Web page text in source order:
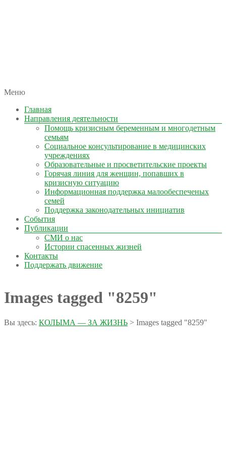
КОЛЫМА — ЗА ЖИЗНЬ
автономная некоммерческая организация
Меню
Главная
Направления деятельности
Помощь кризисным беременным и многодетным
семьям
Социальное консультирование в медицинских
учреждениях
Образовательные и просветительские проекты
Горячая линия для женщин, попавших в
кризисную ситуацию
Информационная поддержка малообеспеченых
семей
Поддержка законодательных инициатив
События
Публикации
СМИ о нас
Истории спасенных жизней
Контакты
Поддержать движение
Images tagged "8259"
Вы здесь: КОЛЫМА — ЗА ЖИЗНЬ > Images tagged "8259"